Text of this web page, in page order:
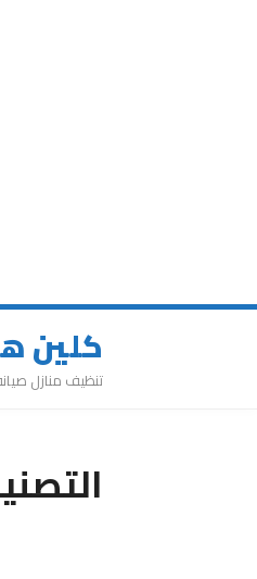
كلين هوم
تنظيف منازل صيانة